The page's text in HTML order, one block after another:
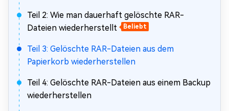
Teil 2: Wie man dauerhaft gelöschte RAR-
Dateien wiederherstellt
Beliebt
Teil 3: Gelöschte RAR-Dateien aus dem
Papierkorb wiederherstellen
Teil 4: Gelöschte RAR-Dateien aus einem Backup
wiederherstellen